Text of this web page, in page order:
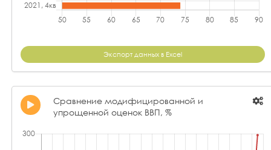
Экспорт данных в Excel
Сравнение модифицированной и
упрощенной оценок ВВП, %